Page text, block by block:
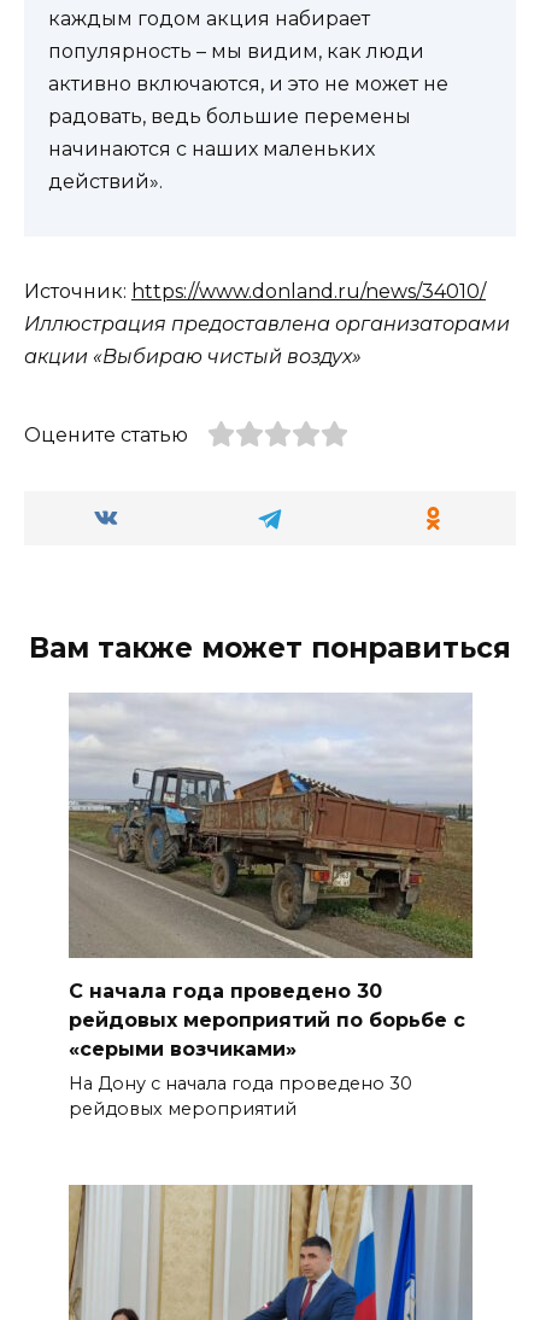
каждым годом акция набирает
популярность – мы видим, как люди
активно включаются, и это не может не
радовать, ведь большие перемены
начинаются с наших маленьких
действий».
Источник: https://www.donland.ru/news/34010/
Иллюстрация предоставлена организаторами
акции «Выбираю чистый воздух»
Оцените статью
Вам также может понравиться
С начала года проведено 30
рейдовых мероприятий по борьбе с
«серыми возчиками»
На Дону с начала года проведено 30
рейдовых мероприятий